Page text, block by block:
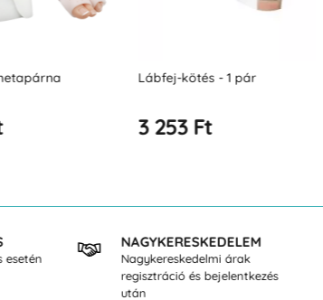
kötés - 1 pár
Ft
Fásli lábujjleválasztással a
3 613 Ft
NAGYKERESKEDELEM
Nagykereskedelmi árak
regisztráció és bejelentkezés